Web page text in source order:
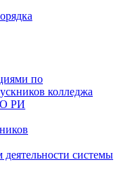
по
колледжа
РИ
системы